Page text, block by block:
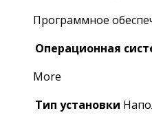
Программное
Операционная
More
Тип установки